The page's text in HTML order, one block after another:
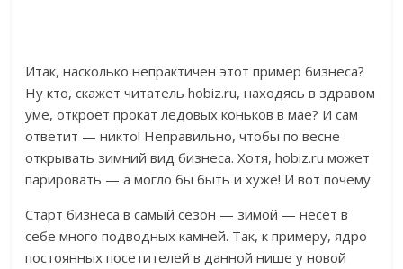
Итак, насколько непрактичен этот пример бизнеса?
Ну кто, скажет читатель hobiz.ru, находясь в здравом
уме, откроет прокат ледовых коньков в мае? И сам
ответит — никто! Неправильно, чтобы по весне
открывать зимний вид бизнеса. Хотя, hobiz.ru может
парировать — а могло бы быть и хуже! И вот почему.
Старт бизнеса в самый сезон — зимой — несет в
себе много подводных камней. Так, к примеру, ядро
постоянных посетителей в данной нише у новой